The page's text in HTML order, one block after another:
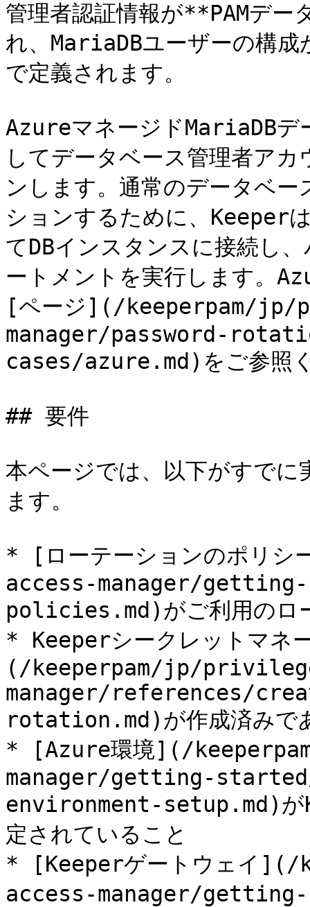
管理者認証情報が**PAMデ
れ、MariaDBユーザーの構
で定義されます。
AzureマネージドMariaDBデ
してデータベース管理者ア
ンします。通常のデータベ
ションするために、Keeper
てDBインスタンスに接続し
ートメントを実行します。
[ページ](/keeperpam/
manager/password-
cases/azure.md)をご参照
## 要件
本ページでは、以下がすで
ます。
* [ローテーションのポ
access-manager/
policies.md)がご利用のロ
* Keeperシークレットマネ
(/keeperpam/jp/
manager/references/
rotation.md)が作成済みで
* [Azure環境](/
manager/getting-
environment-setup.md)が
定されていること
* [Keeperゲートウェイ
access-manager/